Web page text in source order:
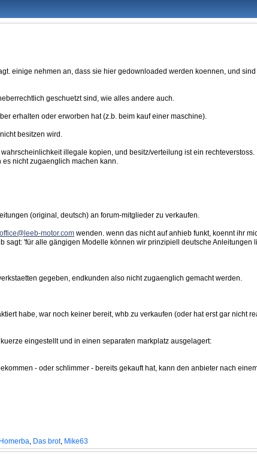
einige nehmen an, dass sie hier gedownloaded werden koennen, und
geschuetzt sind, wie alles andere auch.
erhalten oder erworben hat (z.b. beim kauf einer maschine).
besitzen wird.
illegale kopien, und besitz/verteilung ist ein rechteverstoss.
nicht zugaenglich machen kann.
(original, deutsch) an forum-mitglieder zu verkaufen.
office@leeb-motor.com wenden. wenn das nicht auf anhieb funkt, koennt ihr
'für alle gängigen Modelle können wir prinzipiell deutsche Anleitungen
gegeben, endkunden also nicht zugaenglich gemacht werden.
habe, war noch keiner bereit, whb zu verkaufen (oder hat erst gar nicht
eingestellt und in einen separaten markplatz ausgelagert:
- oder schlimmer - bereits gekauft hat, kann den anbieter nach
Homerba, Das brot, Mike63